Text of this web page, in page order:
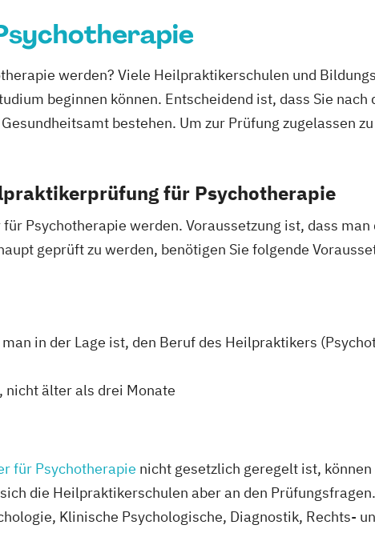
werden? Viele Heilpraktikerschulen und
beginnen können. Entscheidend ist, dass Sie
bestehen. Um zur Prüfung zugelassen
für Psychotherapie
Psychotherapie werden. Voraussetzung ist, dass man
geprüft zu werden, benötigen Sie folgende
in der Lage ist, den Beruf des Heilpraktikers
nicht älter als drei Monate
für Psychotherapie nicht gesetzlich geregelt ist,
die Heilpraktikerschulen aber an den
Klinische Psychologische, Diagnostik, Rechts-